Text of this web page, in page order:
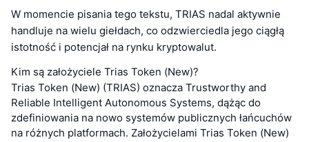
W momencie pisania tego tekstu, TRIAS nadal aktywnie
handluje na wielu giełdach, co odzwierciedla jego ciągłą
istotność i potencjał na rynku kryptowalut.
Kim są założyciele Trias Token (New)?
Trias Token (New) (TRIAS) oznacza Trustworthy and
Reliable Intelligent Autonomous Systems, dążąc do
zdefiniowania na nowo systemów publicznych łańcuchów
na różnych platformach. Założycielami Trias Token (New)